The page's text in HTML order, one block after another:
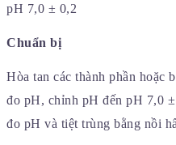
pH 7,0 ± 0,2
Chuẩn bị
Hòa tan các thành phần hoặc
đo pH, chỉnh pH đến pH 7,0
đo pH và tiệt trùng bằng nồi